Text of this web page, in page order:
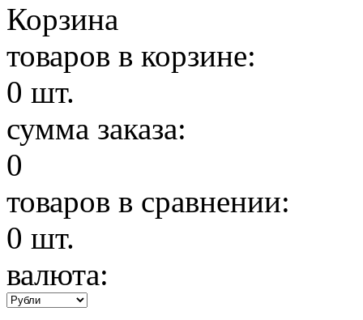
Корзина
товаров в корзине:
0 шт.
сумма заказа:
0
товаров в сравнении:
0 шт.
валюта: